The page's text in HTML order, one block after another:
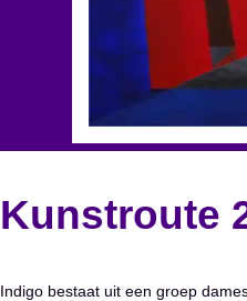
Kunstroute
Indigo bestaat uit een groep